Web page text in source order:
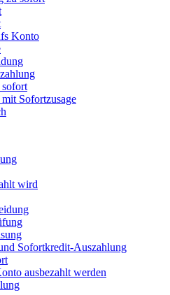
Konto
Sofortzusage
wird
Sofortkredit-Auszahlung
ausbezahlt werden